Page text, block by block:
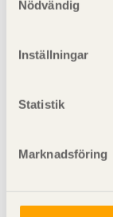
Nödvändig
Inställningar
Statistik
Marknadsföring
Figur 1.1